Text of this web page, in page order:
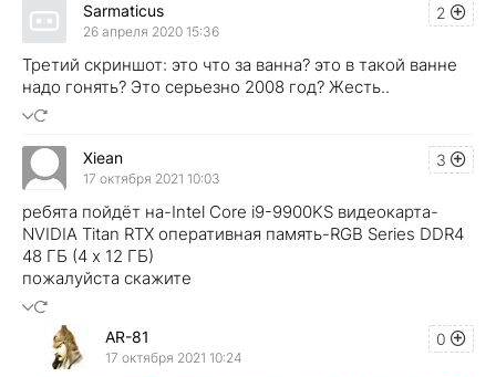
2
Sarmaticus
26 апреля 2020 15:36
Третий скриншот: это что за ванна? это в такой ванне
надо гонять? Это серьезно 2008 год? Жесть..
3
Xiean
17 октября 2021 10:03
ребята пойдёт на-Intel Core i9-9900KS видеокарта-
NVIDIA Titan RTX оперативная память-RGB Series DDR4
48 ГБ (4 x 12 ГБ)
пожалуйста скажите
0
AR-81
17 октября 2021 10:24